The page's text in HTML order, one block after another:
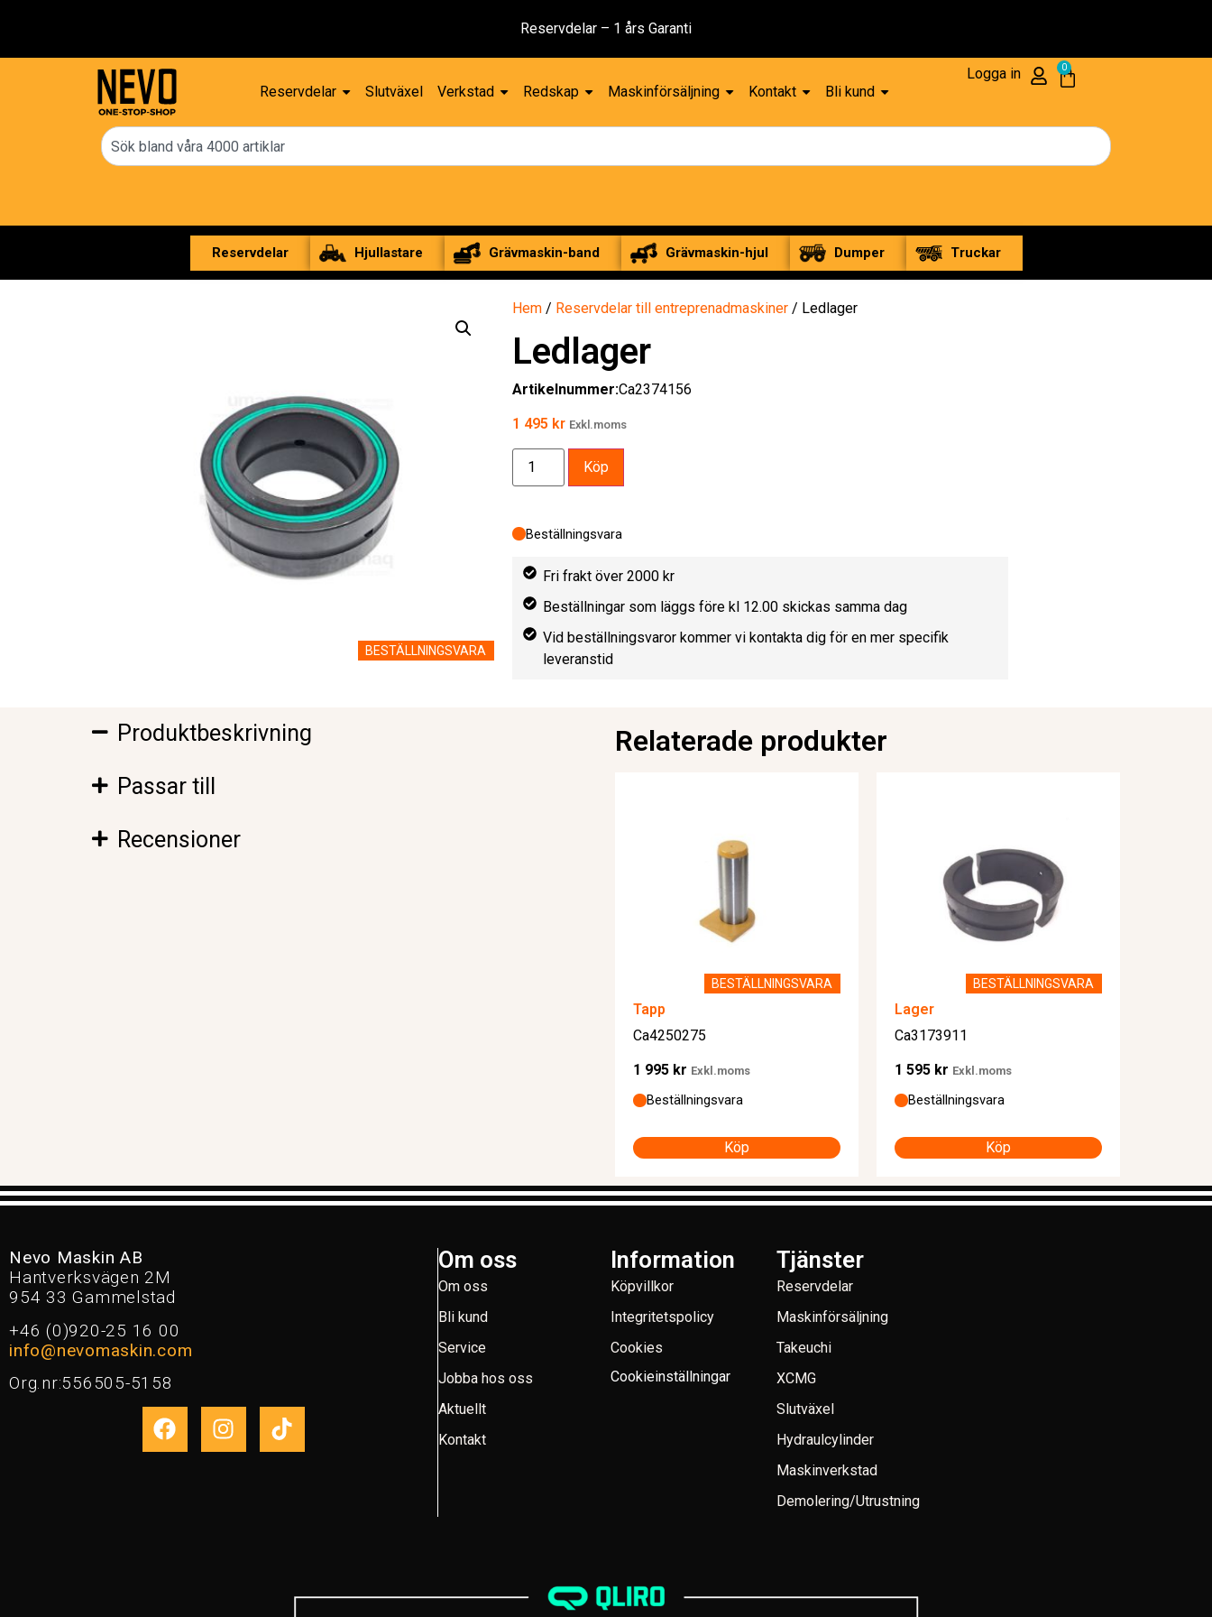
Reservdelar – 1 års Garanti
Reservdelar Slutväxel Verkstad Redskap Maskinförsäljning Kontakt Bli kund
Logga in 0
Reservdelar Hjullastare Grävmaskin-band Grävmaskin-hjul Dumper Truckar
BESTÄLLNINGSVARA
Hem / Reservdelar till entreprenadmaskiner / Ledlager
Ledlager
Artikelnummer:Ca2374156
1 495 kr Exkl.moms
Beställningsvara
Köp
Fri frakt över 2000 kr
Beställningar som läggs före kl 12.00 skickas samma dag
Vid beställningsvaror kommer vi kontakta dig för en mer specifik
leveranstid
Produktbeskrivning
Passar till
Recensioner
Relaterade produkter
BESTÄLLNINGSVARA
Tapp
Ca4250275
1 995 kr Exkl.moms
Beställningsvara
Köp
BESTÄLLNINGSVARA
Lager
Ca3173911
1 595 kr Exkl.moms
Beställningsvara
Köp
Nevo Maskin AB
Hantverksvägen 2M
954 33 Gammelstad
+46 (0)920-25 16 00
info@nevomaskin.com
Org.nr:556505-5158
Om oss
Om oss
Bli kund
Service
Jobba hos oss
Aktuellt
Kontakt
Information
Köpvillkor
Integritetspolicy
Cookies
Cookieinställningar
Tjänster
Reservdelar
Maskinförsäljning
Takeuchi
XCMG
Slutväxel
Hydraulcylinder
Maskinverkstad
Demolering/Utrustning